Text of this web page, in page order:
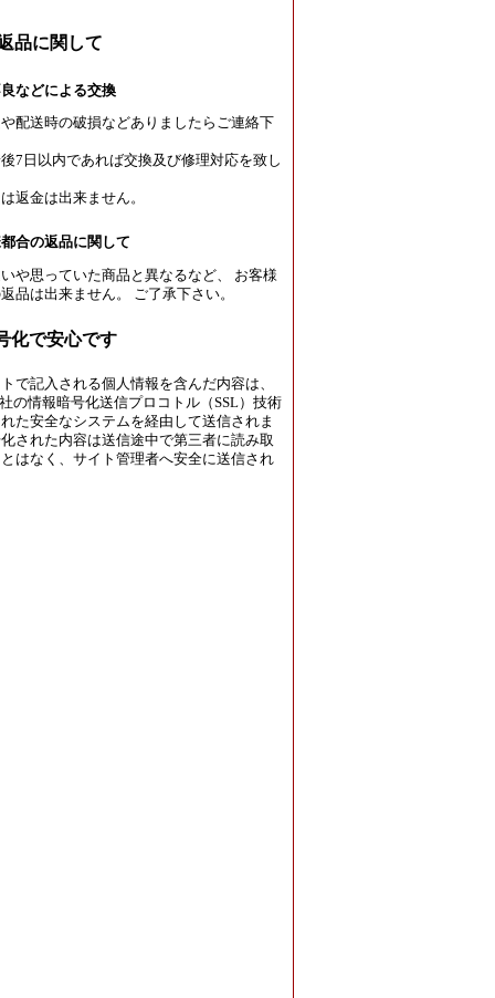
品に関して
などによる交換
配送時の破損などありましたらご連絡下
7日以内であれば交換及び修理対応を致し
返金は出来ません。
合の返品に関して
や思っていた商品と異なるなど、 お客様
品は出来ません。 ご了承下さい。
化で安心です
で記入される個人情報を含んだ内容は、
の情報暗号化送信プロコトル（SSL）技術
た安全なシステムを経由して送信されま
された内容は送信途中で第三者に読み取
はなく、サイト管理者へ安全に送信され